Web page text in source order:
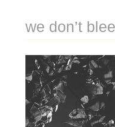
we don’t